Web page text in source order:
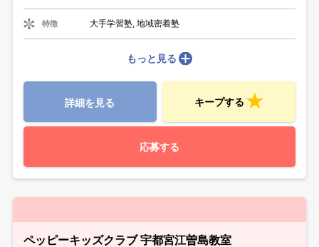
特徴 大手学習塾, 地域密着塾
もっと見る
詳細を見る キープする
応募する
ペッピーキッズクラブ 宇都宮江曽島教室